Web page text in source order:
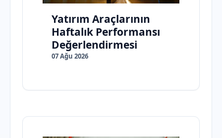
Yatırım Araçlarının
Haftalık Performansı
Değerlendirmesi
07 Ağu 2026